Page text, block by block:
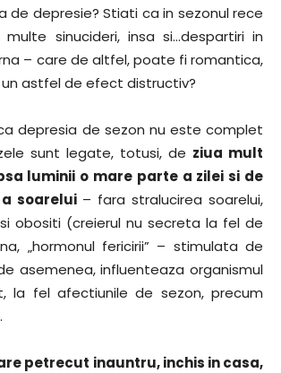
de depresie? Stiati ca in sezonul rece
sinucideri, insa si…despartiri in
– care de altfel, poate fi romantica,
astfel de efect distructiv?
depresia de sezon nu este complet
sunt legate, totusi, de ziua mult
luminii o mare parte a zilei si de
soarelui– fara stralucirea soarelui,
obositi (creierul nu secreta la fel de
„hormonul fericirii” – stimulata de
asemenea, influenteaza organismul
la fel afectiunile de sezon, precum
petrecut inauntru, inchis in casa,